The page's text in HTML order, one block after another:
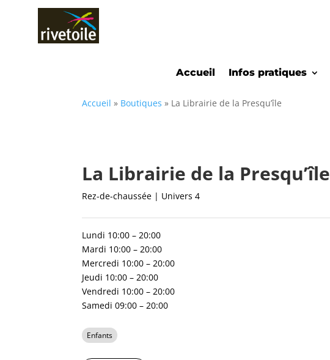
Accueil Infos pratiques
Accueil » Boutiques » La Librairie de la Presqu’île
La Librairie de la Presqu’île
Rez-de-chaussée | Univers 4
Lundi 10:00 – 20:00
Mardi 10:00 – 20:00
Mercredi 10:00 – 20:00
Jeudi 10:00 – 20:00
Vendredi 10:00 – 20:00
Samedi 09:00 – 20:00
Enfants